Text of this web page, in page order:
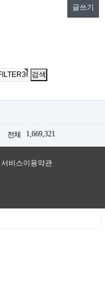
글쓰기
전체 1,669,321
서비스이용약관